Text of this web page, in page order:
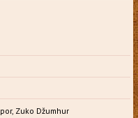
Zuko Džumhur